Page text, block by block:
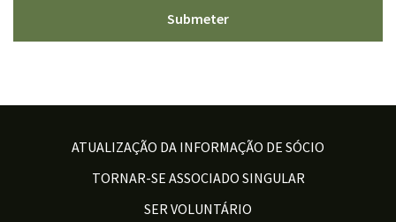
ATUALIZAÇÃO DA INFORMAÇÃO DE SÓCIO
TORNAR-SE ASSOCIADO SINGULAR
SER VOLUNTÁRIO